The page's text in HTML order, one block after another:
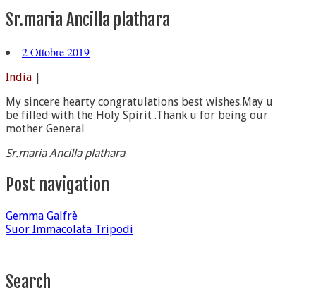
Sr.maria Ancilla plathara
2 Ottobre 2019
India |
My sincere hearty congratulations best wishes.May u
be filled with the Holy Spirit .Thank u for being our
mother General
Sr.maria Ancilla plathara
Post navigation
Gemma Galfrè
Suor Immacolata Tripodi
Search